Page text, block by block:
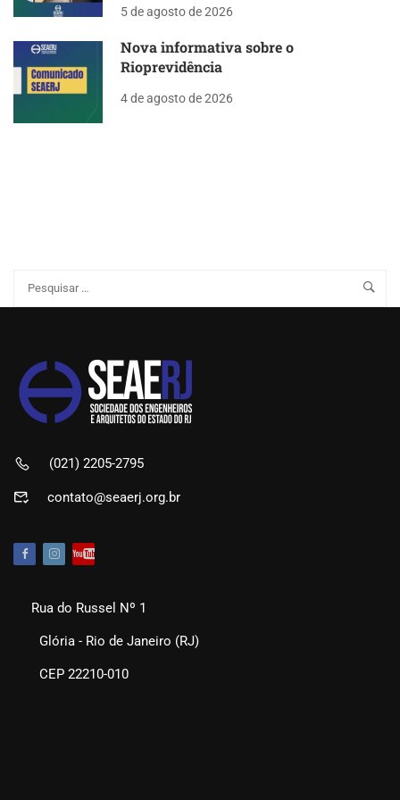
5 de agosto de 2026
Nova informativa sobre o
Rioprevidência
4 de agosto de 2026
(021) 2205-2795
contato@seaerj.org.br
Rua do Russel Nº 1
Glória - Rio de Janeiro (RJ)
CEP 22210-010